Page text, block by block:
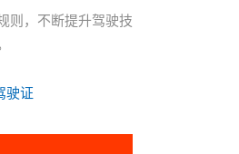
则，不断提升驾驶技
驶证